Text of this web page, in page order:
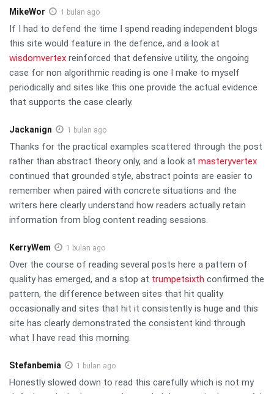
MikeWor 1 bulan ago
If I had to defend the time I spend reading independent blogs
this site would feature in the defence, and a look at
wisdomvertex reinforced that defensive utility, the ongoing
case for non algorithmic reading is one I make to myself
periodically and sites like this one provide the actual evidence
that supports the case clearly.
Jackanign 1 bulan ago
Thanks for the practical examples scattered through the post
rather than abstract theory only, and a look at masteryvertex
continued that grounded style, abstract points are easier to
remember when paired with concrete situations and the
writers here clearly understand how readers actually retain
information from blog content reading sessions.
KerryWem 1 bulan ago
Over the course of reading several posts here a pattern of
quality has emerged, and a stop at trumpetsixth confirmed the
pattern, the difference between sites that hit quality
occasionally and sites that hit it consistently is huge and this
site has clearly demonstrated the consistent kind through
what I have read this morning.
Stefanbemia 1 bulan ago
Honestly slowed down to read this carefully which is not my